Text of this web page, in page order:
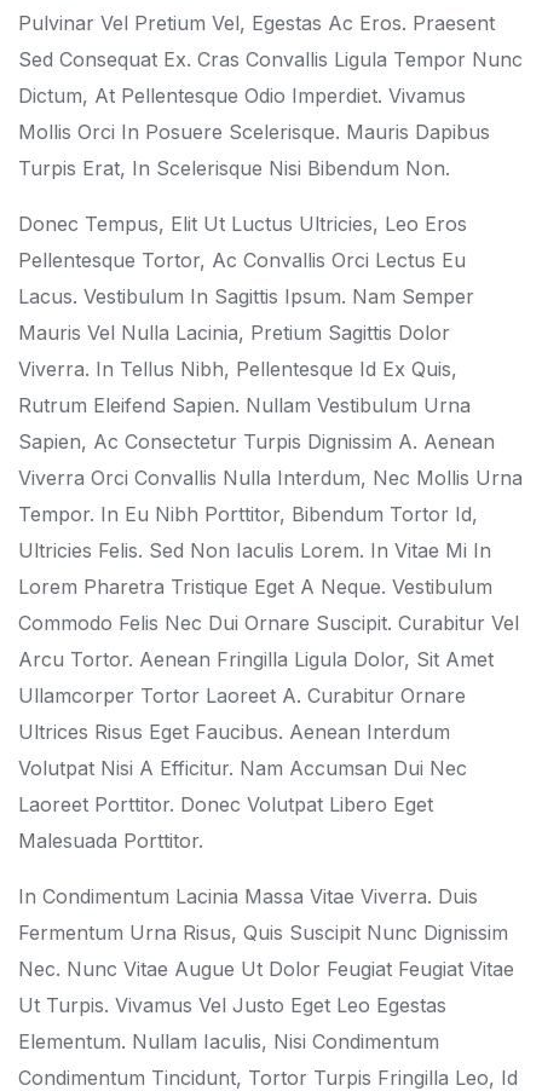
Pulvinar Vel Pretium Vel, Egestas Ac Eros. Praesent
Sed Consequat Ex. Cras Convallis Ligula Tempor Nunc
Dictum, At Pellentesque Odio Imperdiet. Vivamus
Mollis Orci In Posuere Scelerisque. Mauris Dapibus
Turpis Erat, In Scelerisque Nisi Bibendum Non.
Donec Tempus, Elit Ut Luctus Ultricies, Leo Eros
Pellentesque Tortor, Ac Convallis Orci Lectus Eu
Lacus. Vestibulum In Sagittis Ipsum. Nam Semper
Mauris Vel Nulla Lacinia, Pretium Sagittis Dolor
Viverra. In Tellus Nibh, Pellentesque Id Ex Quis,
Rutrum Eleifend Sapien. Nullam Vestibulum Urna
Sapien, Ac Consectetur Turpis Dignissim A. Aenean
Viverra Orci Convallis Nulla Interdum, Nec Mollis Urna
Tempor. In Eu Nibh Porttitor, Bibendum Tortor Id,
Ultricies Felis. Sed Non Iaculis Lorem. In Vitae Mi In
Lorem Pharetra Tristique Eget A Neque. Vestibulum
Commodo Felis Nec Dui Ornare Suscipit. Curabitur Vel
Arcu Tortor. Aenean Fringilla Ligula Dolor, Sit Amet
Ullamcorper Tortor Laoreet A. Curabitur Ornare
Ultrices Risus Eget Faucibus. Aenean Interdum
Volutpat Nisi A Efficitur. Nam Accumsan Dui Nec
Laoreet Porttitor. Donec Volutpat Libero Eget
Malesuada Porttitor.
In Condimentum Lacinia Massa Vitae Viverra. Duis
Fermentum Urna Risus, Quis Suscipit Nunc Dignissim
Nec. Nunc Vitae Augue Ut Dolor Feugiat Feugiat Vitae
Ut Turpis. Vivamus Vel Justo Eget Leo Egestas
Elementum. Nullam Iaculis, Nisi Condimentum
Condimentum Tincidunt, Tortor Turpis Fringilla Leo, Id